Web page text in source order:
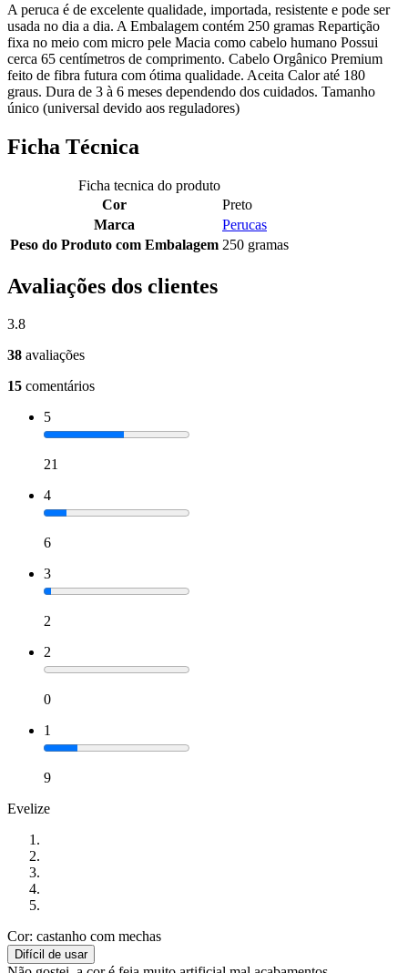
A peruca é de excelente qualidade, importada, resistente e pode ser
usada no dia a dia. A Embalagem contém 250 gramas Repartição
fixa no meio com micro pele Macia como cabelo humano Possui
cerca 65 centímetros de comprimento. Cabelo Orgânico Premium
feito de fibra futura com ótima qualidade. Aceita Calor até 180
graus. Dura de 3 à 6 meses dependendo dos cuidados. Tamanho
único (universal devido aos reguladores)
Ficha Técnica
Ficha tecnica do produto
Cor
Preto
Marca
Perucas
Peso do Produto com Embalagem 250 gramas
Avaliações dos clientes
3.8
38 avaliações
15 comentários
5
21
4
6
3
2
2
0
1
9
Evelize
Cor: castanho com mechas
Difícil de usar